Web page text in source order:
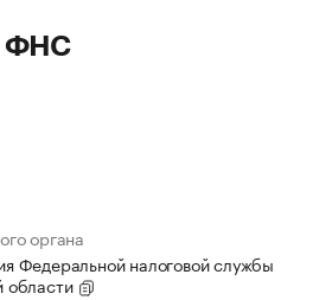
ФНС
органа
Федеральной налоговой службы
области